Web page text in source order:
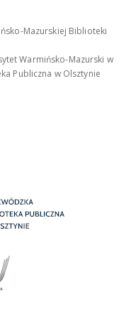
Mazurskiej Biblioteki
Warmińsko-Mazurski w
Publiczna w Olsztynie